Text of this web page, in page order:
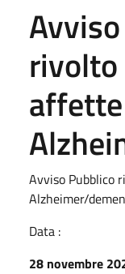
rivolto
Avviso Pubblico
Alzheimer/
Data :
28 novembre